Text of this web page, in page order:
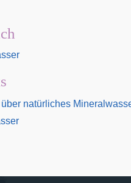
natürliches